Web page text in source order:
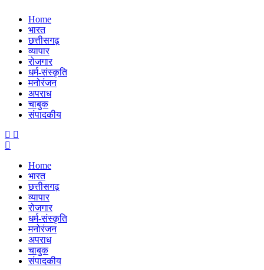
Home
भारत
छत्तीसगढ़
व्यापार
रोजगार
धर्म-संस्कृति
मनोरंजन
अपराध
चाबुक
संपादकीय
Home
भारत
छत्तीसगढ़
व्यापार
रोजगार
धर्म-संस्कृति
मनोरंजन
अपराध
चाबुक
संपादकीय